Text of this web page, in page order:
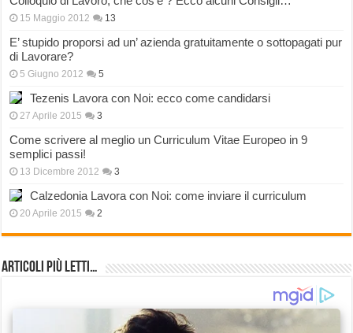
15 Maggio 2012 13
E’ stupido proporsi ad un’ azienda gratuitamente o sottopagati pur
di Lavorare?
5 Giugno 2012 5
Tezenis Lavora con Noi: ecco come candidarsi
27 Aprile 2015 3
Come scrivere al meglio un Curriculum Vitae Europeo in 9
semplici passi!
13 Dicembre 2012 3
Calzedonia Lavora con Noi: come inviare il curriculum
20 Aprile 2015 2
Articoli più Letti…